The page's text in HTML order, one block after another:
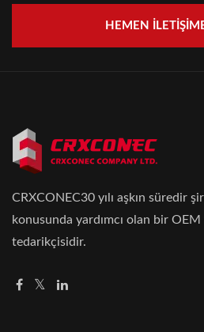
HEMEN
CRXCONEC30 yılı aşkın süredir
konusunda yardımcı olan bir OEM
tedarikçisidir.